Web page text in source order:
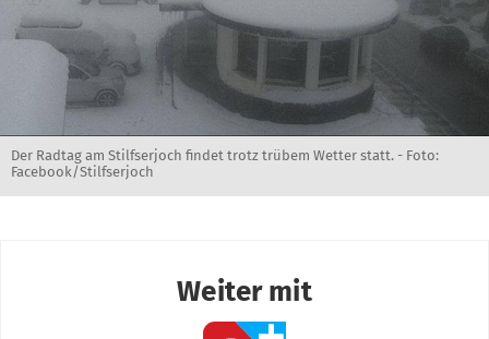
Der Radtag am Stilfserjoch findet trotz trübem Wetter statt. - Foto:
Facebook/Stilfserjoch